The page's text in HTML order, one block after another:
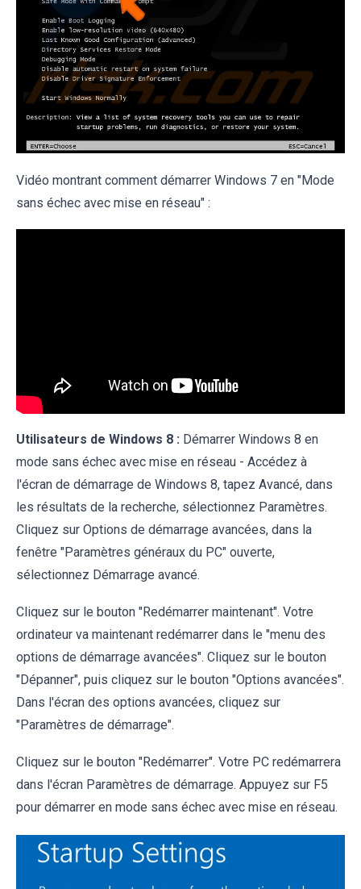
Vidéo montrant comment démarrer Windows 7 en "Mode
sans échec avec mise en réseau" :
Utilisateurs de Windows 8 : Démarrer Windows 8 en
mode sans échec avec mise en réseau - Accédez à
l'écran de démarrage de Windows 8, tapez Avancé, dans
les résultats de la recherche, sélectionnez Paramètres.
Cliquez sur Options de démarrage avancées, dans la
fenêtre "Paramètres généraux du PC" ouverte,
sélectionnez Démarrage avancé.
Cliquez sur le bouton "Redémarrer maintenant". Votre
ordinateur va maintenant redémarrer dans le "menu des
options de démarrage avancées". Cliquez sur le bouton
"Dépanner", puis cliquez sur le bouton "Options avancées".
Dans l'écran des options avancées, cliquez sur
"Paramètres de démarrage".
Cliquez sur le bouton "Redémarrer". Votre PC redémarrera
dans l'écran Paramètres de démarrage. Appuyez sur F5
pour démarrer en mode sans échec avec mise en réseau.